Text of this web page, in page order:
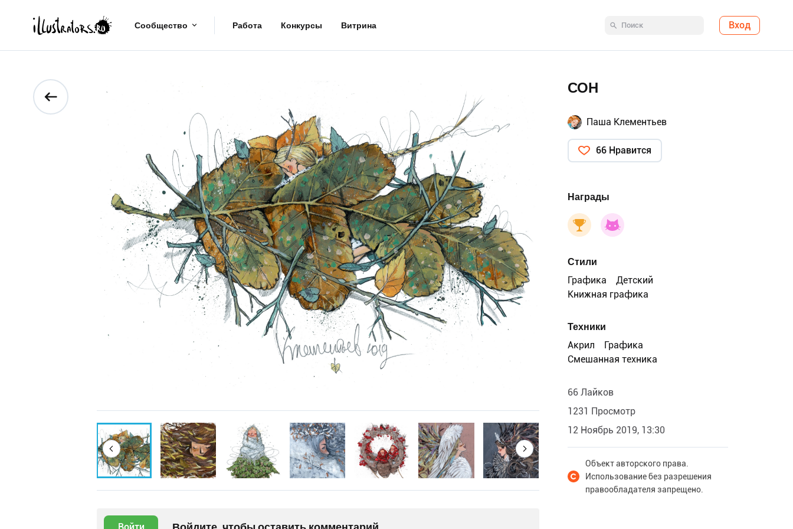
Сообщество Работа Конкурсы Витрина Вход
СОН
Паша Клементьев
66 Нравится
Награды
Стили
Графика
Детский
Книжная графика
Техники
Акрил
Графика
Смешанная техника
66 Лайков
1231 Просмотр
12 Ноябрь 2019, 13:30
Объект авторского права.
Использование без разрешения
правообладателя запрещено.